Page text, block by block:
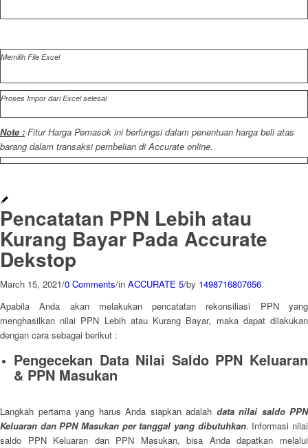
Memilih File Excel
Proses Impor dari Excel selesai
Note : Fitur Harga Pemasok ini berfungsi dalam penentuan harga beli atas
barang dalam transaksi pembelian di Accurate online.
Pencatatan PPN Lebih atau
Kurang Bayar Pada Accurate
Dekstop
March 15, 2021/0 Comments/in ACCURATE 5/by 1498716807656
Apabila Anda akan melakukan pencatatan rekonsiliasi PPN yang
menghasilkan nilai PPN Lebih atau Kurang Bayar, maka dapat dilakukan
dengan cara sebagai berikut :
Pengecekan Data Nilai Saldo PPN Keluaran
& PPN Masukan
Langkah pertama yang harus Anda siapkan adalah data nilai saldo PPN
Keluaran dan PPN Masukan per tanggal yang dibutuhkan. Informasi nilai
saldo PPN Keluaran dan PPN Masukan, bisa Anda dapatkan melalui